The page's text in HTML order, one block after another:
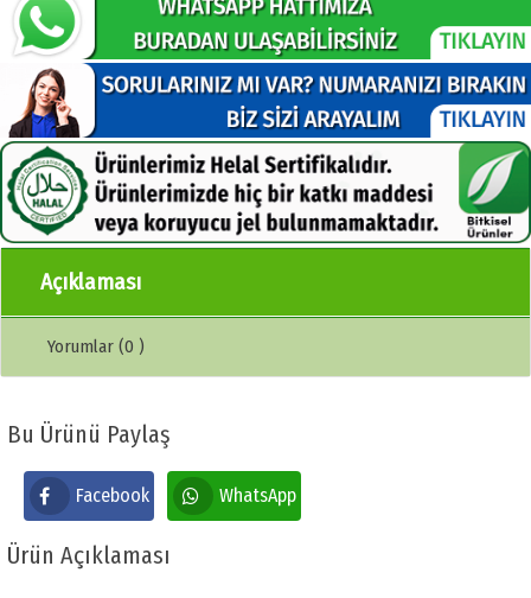
Açıklaması
Yorumlar (0 )
Bu Ürünü Paylaş
Facebook WhatsApp
Ürün Açıklaması